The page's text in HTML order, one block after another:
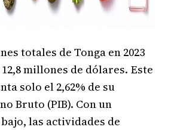
totales de Tonga en 2023
millones de dólares. Este
solo el 2,62% de su
Bruto (PIB). Con un
las actividades de